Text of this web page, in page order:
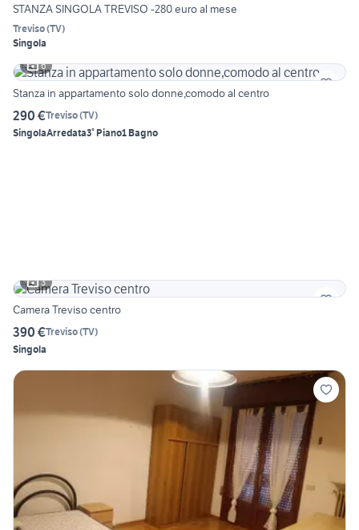
STANZA SINGOLA TREVISO -280 euro al mese
Treviso(TV)
Singola
6
Stanza in appartamento solo donne,comodo al centro
290 €Treviso(TV)
SingolaArredata3° Piano1 Bagno
3
Camera Treviso centro
390 €Treviso(TV)
Singola